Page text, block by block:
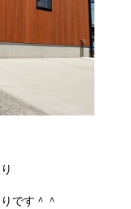
です＾＾